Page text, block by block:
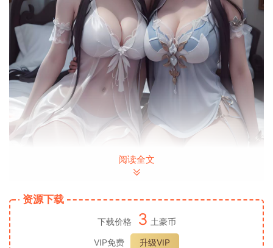
阅读全文
资源下载
下载价格 3 土豪币
VIP免费
升级VIP